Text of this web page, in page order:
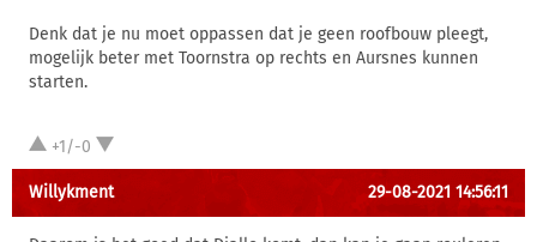
Denk dat je nu moet oppassen dat je geen roofbouw pleegt,
mogelijk beter met Toornstra op rechts en Aursnes kunnen
starten.
+1/-0
Willykment 29-08-2021 14:56:11